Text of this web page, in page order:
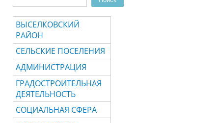
ВЫСЕЛКОВСКИЙ
РАЙОН
СЕЛЬСКИЕ ПОСЕЛЕНИЯ
АДМИНИСТРАЦИЯ
ГРАДОСТРОИТЕЛЬНАЯ
ДЕЯТЕЛЬНОСТЬ
СОЦИАЛЬНАЯ СФЕРА